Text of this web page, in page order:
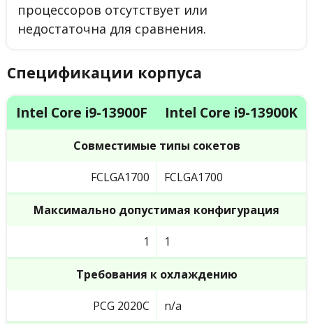
процессоров отсутствует или
недостаточна для сравнения.
Спецификации корпуса
Intel Core i9-13900F Intel Core i9-13900K
Совместимые типы сокетов
FCLGA1700 FCLGA1700
Максимально допустимая конфигурация
1 1
Требования к охлаждению
PCG 2020C n/a